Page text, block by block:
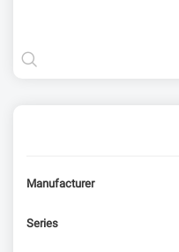
Manufacturer
Series